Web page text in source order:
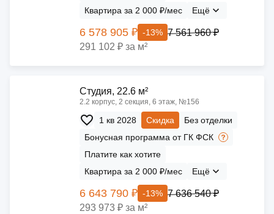
Квартира за 2 000 ₽/мес
Ещё
6 578 905 ₽ -13% 7 561 960 ₽
291 102 ₽ за м²
Cтудия, 22.6 м²
2.2 корпус, 2 секция, 6 этаж, №156
1 кв 2028 Скидка
Без отделки
Бонусная программа от ГК ФСК
Платите как хотите
Квартира за 2 000 ₽/мес
Ещё
6 643 790 ₽ -13% 7 636 540 ₽
293 973 ₽ за м²